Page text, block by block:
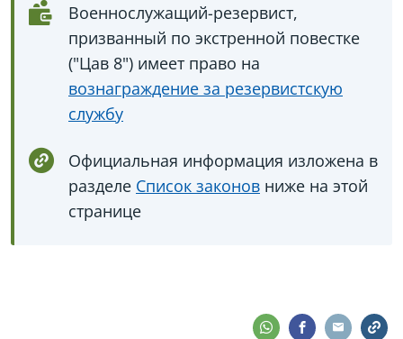
Военнослужащий-резервист,
призванный по экстренной повестке
("Цав 8") имеет право на
вознаграждение за резервистскую
службу
Официальная информация изложена в
разделе Список законов ниже на этой
странице